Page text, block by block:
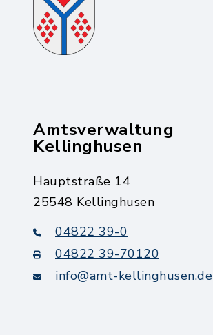
Amtsverwaltung
Kellinghusen
Hauptstraße 14
25548 Kellinghusen
04822 39-0
04822 39-70120
info@amt-kellinghusen.de